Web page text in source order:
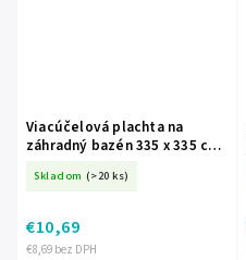
Viacúčelová plachta na
záhradný bazén 335 x 335 cm
Skladom (>20 ks)
€8,69 bez DPH
€10,69